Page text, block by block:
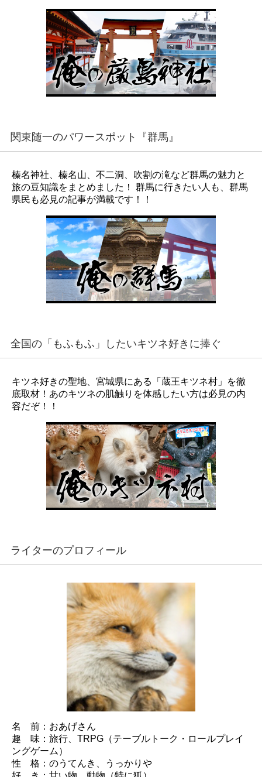
関東随一のパワースポット『群馬』
榛名神社、榛名山、不二洞、吹割の滝など群馬の魅力と
旅の豆知識をまとめました！ 群馬に行きたい人も、群馬
県民も必見の記事が満載です！！
全国の「もふもふ」したいキツネ好きに捧ぐ
キツネ好きの聖地、宮城県にある「蔵王キツネ村」を徹
底取材！あのキツネの肌触りを体感したい方は必見の内
容だぞ！！
ライターのプロフィール
名 前：おあげさん
趣 味：旅行、TRPG（テーブルトーク・ロールプレイ
ングゲーム）
性 格：のうてんき、うっかりや